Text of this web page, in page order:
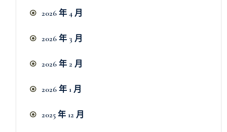
2026 年 4 月
2026 年 3 月
2026 年 2 月
2026 年 1 月
2025 年 12 月